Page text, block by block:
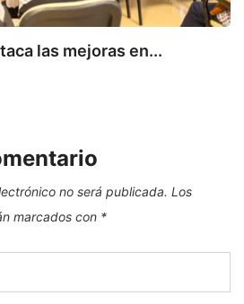
las mejoras en...
no será publicada. Los
marcados con *